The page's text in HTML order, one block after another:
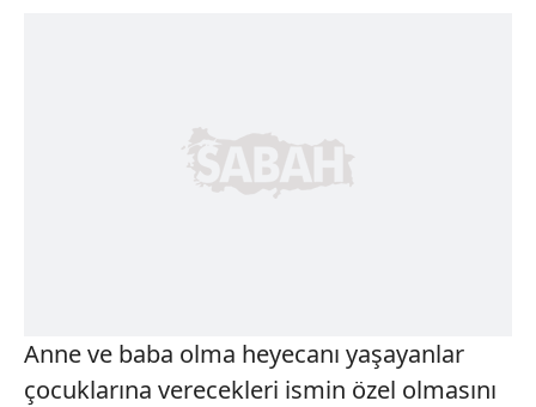
Anne ve baba olma heyecanı yaşayanlar
çocuklarına verecekleri ismin özel olmasını